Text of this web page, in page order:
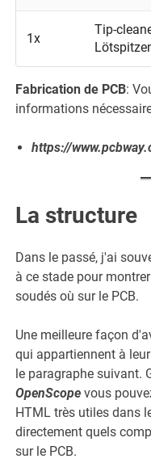
1x
Tip-
Fabrication de PCB:
informations
https://
La structure
Dans le passé, j'ai
à ce stade pour
soudés où sur le PCB.
Une meilleure façon
qui appartiennent à
le paragraphe suivant.
OpenScopevous
HTML très utiles dans
directement quels
sur le PCB.